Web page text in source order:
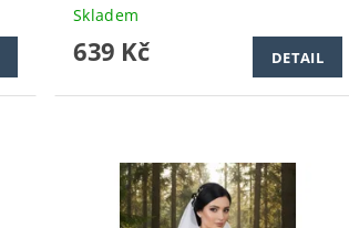
Skladem
639 Kč DETAIL